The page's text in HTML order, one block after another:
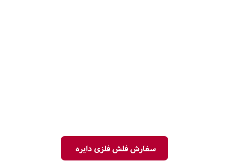
سفارش فلش فلزی دایره